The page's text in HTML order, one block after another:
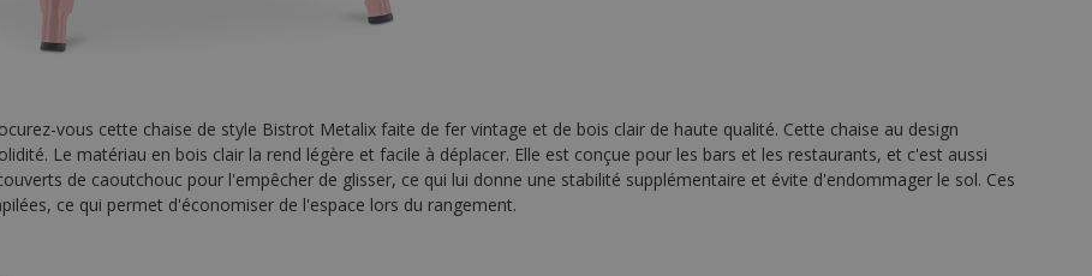
vous cette chaise de style Bistrot Metalix faite de fer vintage et de bois clair de haute qualité. Cette chaise au design
Le matériau en bois clair la rend légère et facile à déplacer. Elle est conçue pour les bars et les restaurants, et c'est aussi
de caoutchouc pour l'empêcher de glisser, ce qui lui donne une stabilité supplémentaire et évite d'endommager le sol. Ces
ce qui permet d'économiser de l'espace lors du rangement.